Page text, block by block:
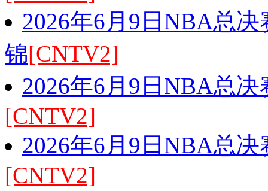
2026年6月9日NBA总
锦[CNTV2]
2026年6月9日NBA总
[CNTV2]
2026年6月9日NBA总
[CNTV2]